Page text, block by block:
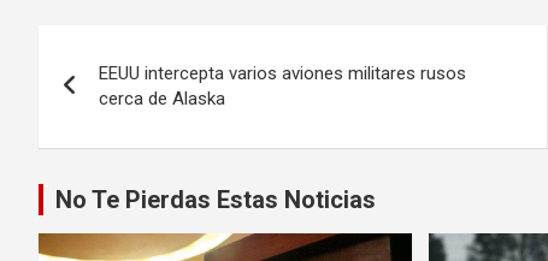
entradas
de
entradas
EEUU intercepta varios aviones militares rusos
cerca de Alaska
No Te Pierdas Estas Noticias